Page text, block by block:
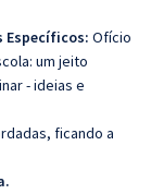
Específicos: Ofício
um jeito
- ideias e
ficando a